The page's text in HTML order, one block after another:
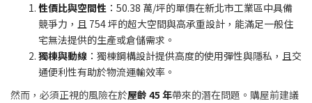
性價比與空間性 ：50.38 萬/坪的單價在新北市工業區中具備
競爭力，且 754 坪的超大空間與高承重設計，能滿足一般住
宅無法提供的生產或倉儲需求。
獨棟與動線 ：獨棟鋼構設計提供高度的使用彈性與隱私，且交
通便利性有助於物流運輸效率。
然而，必須正視的風險在於屋齡 45 年帶來的潛在問題。購屋前建議